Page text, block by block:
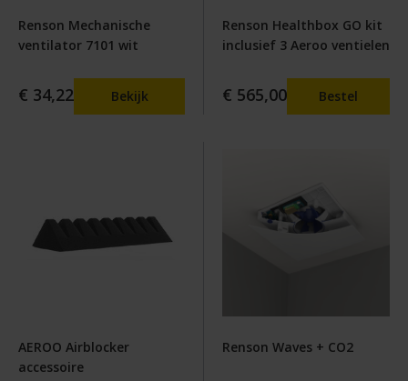
Renson Mechanische
ventilator 7101 wit
€ 34,22 Bekijk
Renson Healthbox GO kit
inclusief 3 Aeroo ventielen
€ 565,00 Bestel
AEROO Airblocker
accessoire
Renson Waves + CO2